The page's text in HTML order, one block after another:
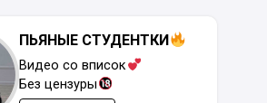
ПЬЯНЫЕ СТУДЕНТКИ
Видео со вписок
Без цензуры